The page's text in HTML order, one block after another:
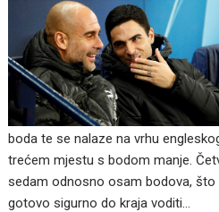
boda te se nalaze na vrhu
trećem mjestu s bodom manje.
sedam odnosno osam bodova,
gotovo sigurno do kraja voditi…